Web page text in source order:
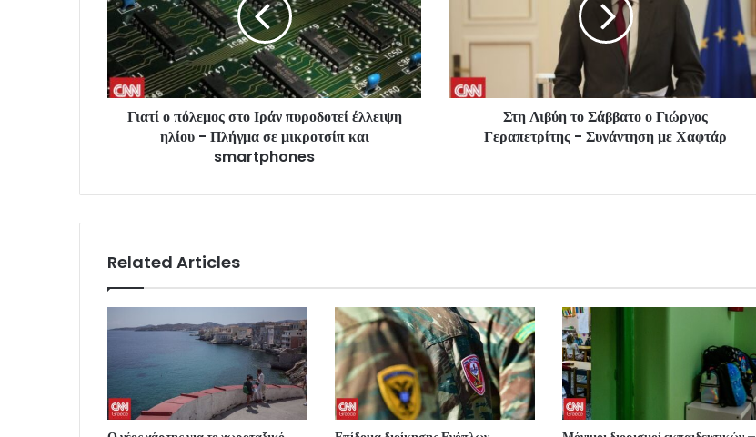
Γιατί ο πόλεμος στο Ιράν πυροδοτεί έλλειψη
ηλίου - Πλήγμα σε μικροτσίπ και
smartphones
Στη Λιβύη το Σάββατο ο Γιώργος
Γεραπετρίτης - Συνάντηση με Χαφτάρ
Related Articles